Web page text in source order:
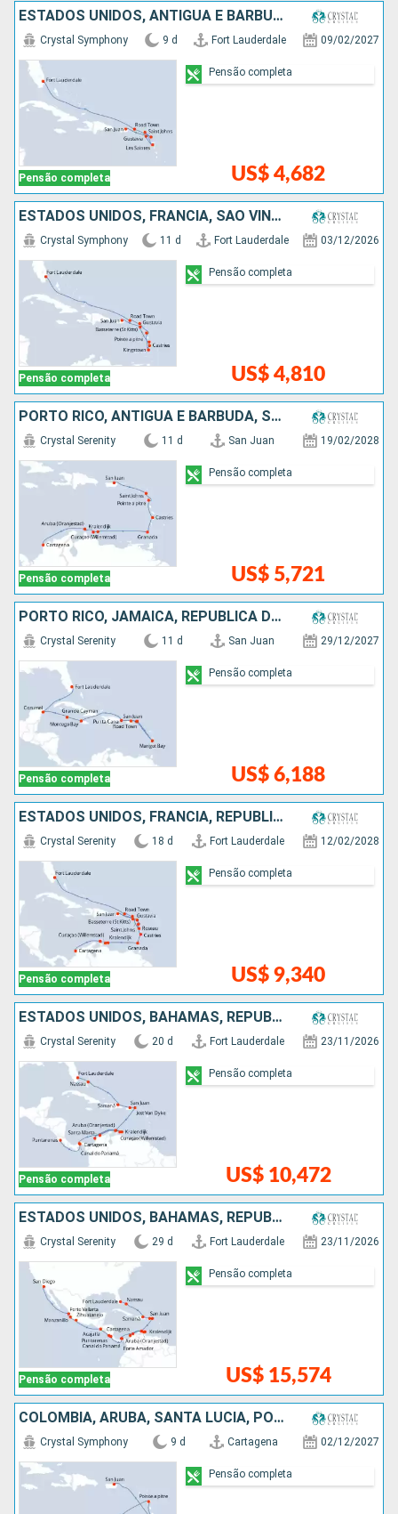
ESTADOS UNIDOS, ANTIGUA E BARBUDA, FRANCIA, PORTO RICO
Pensão completa
Crystal Symphony 9 d Fort Lauderdale 09/02/2027
US$ 4,682
Pensão completa
ESTADOS UNIDOS, FRANCIA, SÃO VINCENTE E GRANADINAS, SANTA LUCIA, PORTO RICO
Pensão completa
Crystal Symphony 11 d Fort Lauderdale 03/12/2026
US$ 4,810
Pensão completa
PORTO RICO, ANTIGUA E BARBUDA, SANTA LUCIA, GRENADA, ARUBA, COLOMBIA
Pensão completa
Crystal Serenity 11 d San Juan 19/02/2028
US$ 5,721
Pensão completa
PORTO RICO, JAMAICA, REPUBLICA DOMINICANA, ESTADOS UNIDOS, MÉXICO, SANTA LUCIA, ISLAS CAIMÁN
Pensão completa
Crystal Serenity 11 d San Juan 29/12/2027
US$ 6,188
Pensão completa
ESTADOS UNIDOS, FRANCIA, REPUBLICA DOMINICANA, PORTO RICO, ANTIGUA E BARBUDA, SANTA LUCIA, GRENADA, ARUBA, COLOMBIA
Pensão completa
Crystal Serenity 18 d Fort Lauderdale 12/02/2028
US$ 9,340
Pensão completa
ESTADOS UNIDOS, BAHAMAS, REPUBLICA DOMINICANA, PORTO RICO, ARUBA, COLOMBIA, PANAMÁ, COSTA RICA
Pensão completa
Crystal Serenity 20 d Fort Lauderdale 23/11/2026
US$ 10,472
Pensão completa
ESTADOS UNIDOS, BAHAMAS, REPUBLICA DOMINICANA, PORTO RICO, ARUBA, COLOMBIA, PANAMÁ, COSTA RICA, SALVADOR, MÉXICO
Pensão completa
Crystal Serenity 29 d Fort Lauderdale 23/11/2026
US$ 15,574
Pensão completa
COLOMBIA, ARUBA, SANTA LUCIA, PORTO RICO
Crystal Symphony 9 d Cartagena 02/12/2027
Pensão completa